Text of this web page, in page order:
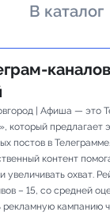
В каталог
| Афиша — это
который предлагает
постов в
контент
увеличивать охват.
– 15, со средней
кампанию